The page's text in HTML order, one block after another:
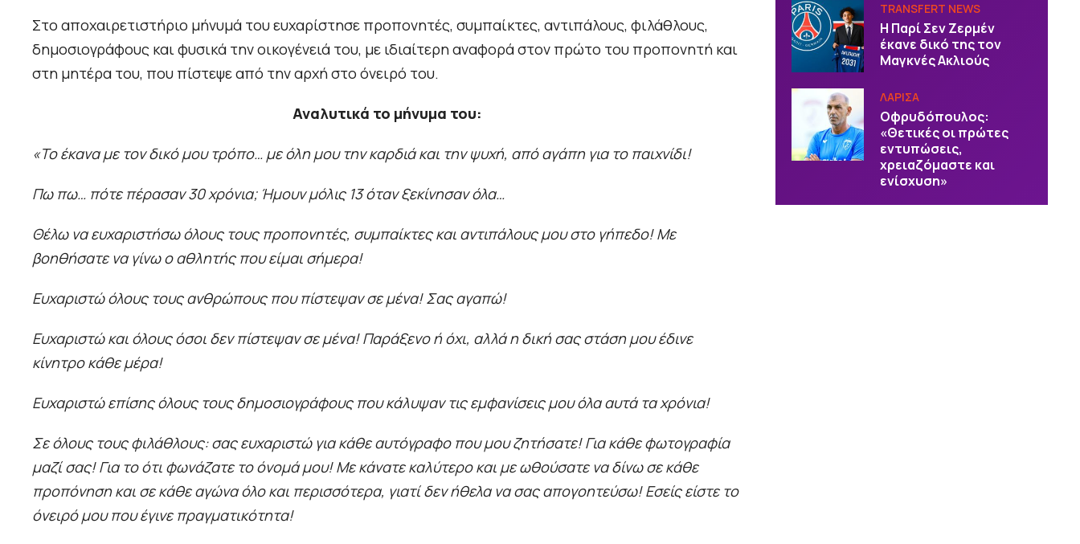
Στο αποχαιρετιστήριο μήνυμά του ευχαρίστησε προπονητές, συμπαίκτες, αντιπάλους, φιλάθλους,
δημοσιογράφους και φυσικά την οικογένειά του, με ιδιαίτερη αναφορά στον πρώτο του προπονητή και
στη μητέρα του, που πίστεψε από την αρχή στο όνειρό του.
Αναλυτικά το μήνυμα του:
«Το έκανα με τον δικό μου τρόπο… με όλη μου την καρδιά και την ψυχή, από αγάπη για το παιχνίδι!
Πω πω… πότε πέρασαν 30 χρόνια; Ήμουν μόλις 13 όταν ξεκίνησαν όλα…
Θέλω να ευχαριστήσω όλους τους προπονητές, συμπαίκτες και αντιπάλους μου στο γήπεδο! Με
βοηθήσατε να γίνω ο αθλητής που είμαι σήμερα!
Ευχαριστώ όλους τους ανθρώπους που πίστεψαν σε μένα! Σας αγαπώ!
Ευχαριστώ και όλους όσοι δεν πίστεψαν σε μένα! Παράξενο ή όχι, αλλά η δική σας στάση μου έδινε
κίνητρο κάθε μέρα!
Ευχαριστώ επίσης όλους τους δημοσιογράφους που κάλυψαν τις εμφανίσεις μου όλα αυτά τα χρόνια!
Σε όλους τους φιλάθλους: σας ευχαριστώ για κάθε αυτόγραφο που μου ζητήσατε! Για κάθε φωτογραφία
μαζί σας! Για το ότι φωνάζατε το όνομά μου! Με κάνατε καλύτερο και με ωθούσατε να δίνω σε κάθε
προπόνηση και σε κάθε αγώνα όλο και περισσότερα, γιατί δεν ήθελα να σας απογοητεύσω! Εσείς είστε το
όνειρό μου που έγινε πραγματικότητα!
TRANSFERT NEWS
Η Παρί Σεν Ζερμέν
έκανε δικό της τον
Μαγκνές Ακλιούς
ΛΑΡΙΣΑ
Οφρυδόπουλος:
«Θετικές οι πρώτες
εντυπώσεις,
χρειαζόμαστε και
ενίσχυση»